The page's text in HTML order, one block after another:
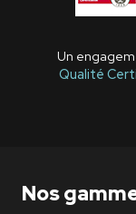
Un
Qualité
Nos